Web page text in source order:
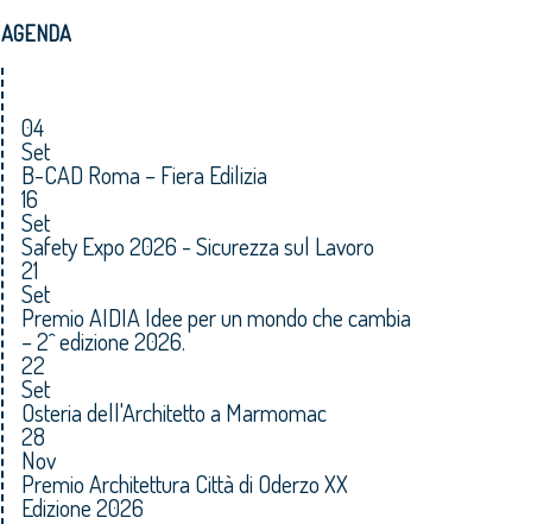
AGENDA
04
Set
B-CAD Roma – Fiera Edilizia
16
Set
Safety Expo 2026 - Sicurezza sul Lavoro
21
Set
Premio AIDIA Idee per un mondo che cambia
– 2^ edizione 2026.
22
Set
Osteria dell'Architetto a Marmomac
28
Nov
Premio Architettura Città di Oderzo XX
Edizione 2026